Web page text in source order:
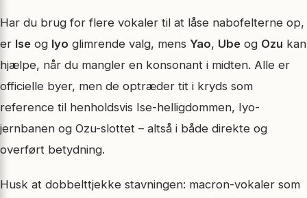
Har du brug for flere vokaler til at låse nabofelterne op,
er Ise og Iyo glimrende valg, mens Yao, Ube og Ozu kan
hjælpe, når du mangler en konsonant i midten. Alle er
officielle byer, men de optræder tit i kryds som
reference til henholdsvis Ise-helligdommen, Iyo-
jernbanen og Ozu-slottet – altså i både direkte og
overført betydning.
Husk at dobbelttjekke stavningen: macron-vokaler som